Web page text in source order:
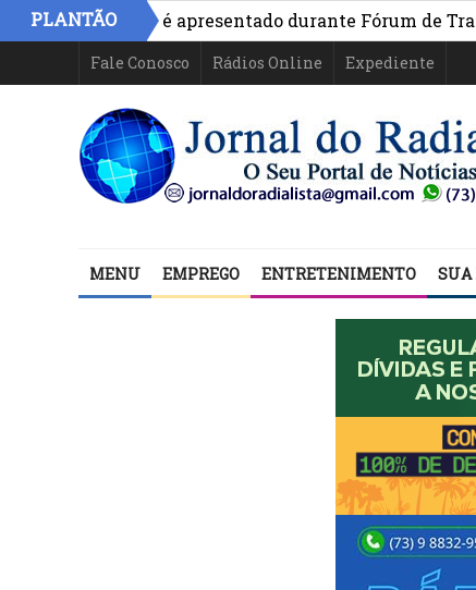
PLANTÃO
na Bahia é apresentado durante Fórum de
Fale Conosco Rádios Online Expediente
MENU EMPREGO ENTRETENIMENTO SUA